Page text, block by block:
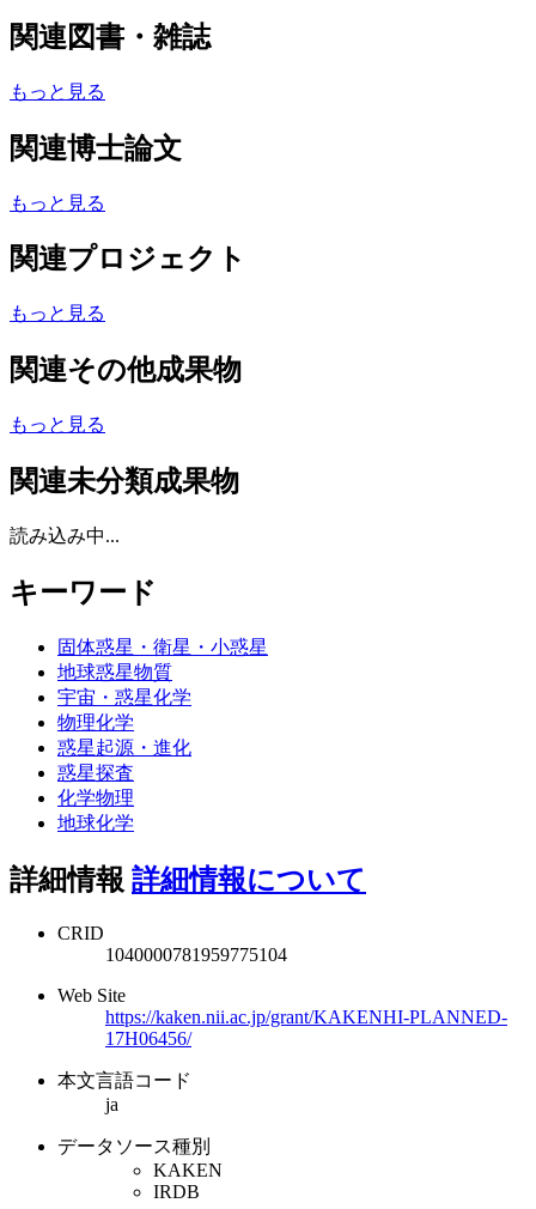
関連図書・雑誌
もっと見る
関連博士論文
もっと見る
関連プロジェクト
もっと見る
関連その他成果物
もっと見る
関連未分類成果物
読み込み中...
キーワード
固体惑星・衛星・小惑星
地球惑星物質
宇宙・惑星化学
物理化学
惑星起源・進化
惑星探査
化学物理
地球化学
詳細情報 詳細情報について
CRID
1040000781959775104
Web Site
https://kaken.nii.ac.jp/grant/KAKENHI-PLANNED-
17H06456/
本文言語コード
ja
データソース種別
KAKEN
IRDB